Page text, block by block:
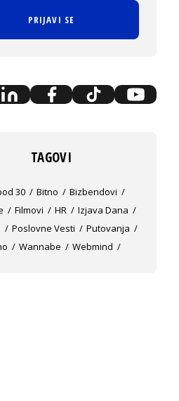
PRIJAVI SE
TAGOVI
30 Bitno
Bizbendovi
Filmovi HR
Izjava Dana
Poslovne Vesti
Putovanja
Wannabe Webmind